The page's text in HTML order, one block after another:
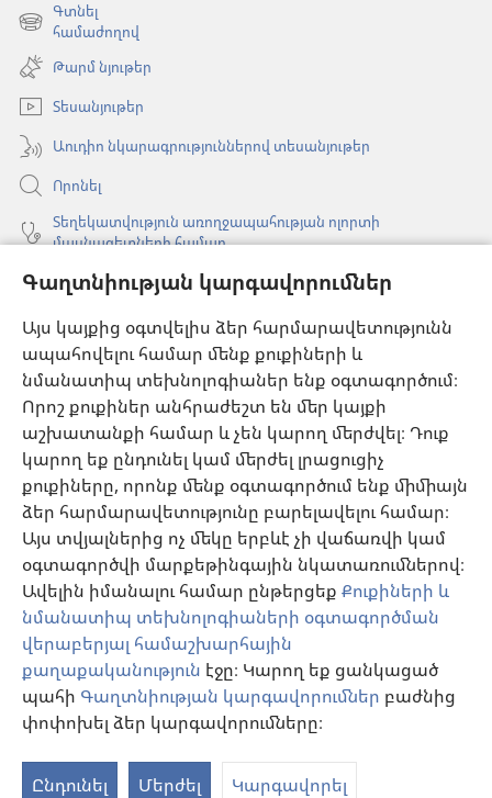
Գաղտնիության կարգավորումներ
Այս կայքից օգտվելիս ձեր հարմարավետությունն
ապահովելու համար մենք քուքիների և
նմանատիպ տեխնոլոգիաներ ենք օգտագործում։
Որոշ քուքիներ անհրաժեշտ են մեր կայքի
աշխատանքի համար և չեն կարող մերժվել։ Դուք
կարող եք ընդունել կամ մերժել լրացուցիչ
քուքիները, որոնք մենք օգտագործում ենք միմիայն
ձեր հարմարավետությունը բարելավելու համար։
Այս տվյալներից ոչ մեկը երբևէ չի վաճառվի կամ
օգտագործվի մարքեթինգային նկատառումներով։
Ավելին իմանալու համար ընթերցեք Քուքիների և
նմանատիպ տեխնոլոգիաների օգտագործման
վերաբերյալ համաշխարհային
քաղաքականություն էջը։ Կարող եք ցանկացած
պահի Գաղտնիության կարգավորումներ բաժնից
փոփոխել ձեր կարգավորումները։
Ընդունել Մերժել Կարգավորել
նոր
պատուհան)
Գտնել
համաժողով
(բացվում
նոր
պատուհան)
Թարմ նյութեր
Տեսանյութեր
Աուդիո նկարագրություններով տեսանյութեր
Որոնել
Տեղեկատվություն առողջապահության ոլորտի
մասնագետների համար
Գլոբալ հաղորդակցություն
Օգնություն
Նվիրատվություններ
(բացվում
է
նոր
պատուհան)
Դիտարանի ՕՆԼԱՅՆ ԳՐԱԴԱՐԱՆ
(բացվում
է
նոր
պատուհան)
JW Hub
(բացվում
է
նոր
պատուհան)
JW Library® հավելված
Watchtower Library
Copyright © 2026 Watch Tower Bible and Tract Society of Pennsylvania.
ՕԳՏԱԳՈՐԾՄԱՆ ՊԱՅՄԱՆՆԵՐ |
ՔԱՂԱՔԱԿԱՆՈՒԹՅՈՒՆ|ԳԱՂՏՆԻՈՒԹՅԱՆ ԿԱՐԳԱՎՈՐՈՒՄՆԵՐ